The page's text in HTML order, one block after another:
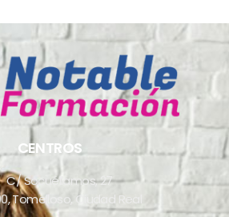
CENTROS
C/ Socuéllamos, 27
Tomelloso, Ciudad Real